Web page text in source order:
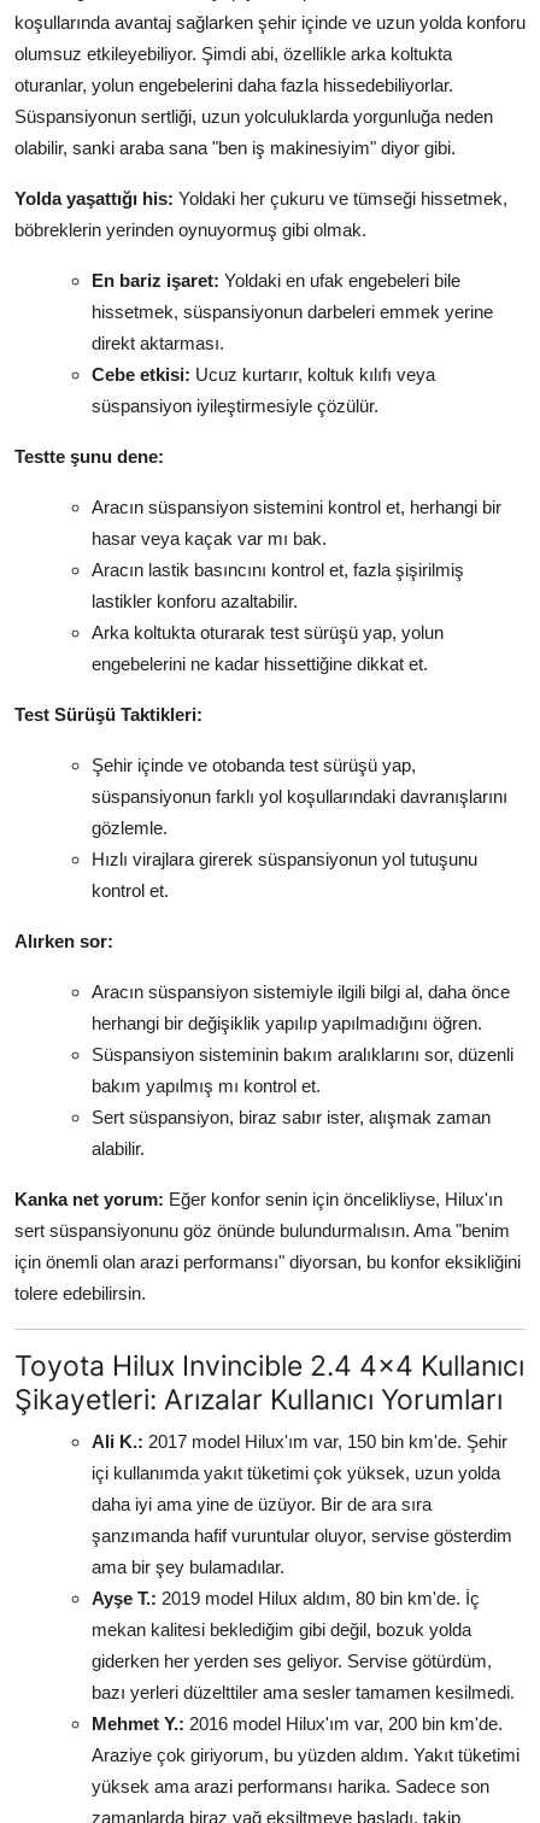
koşullarında avantaj sağlarken şehir içinde ve uzun yolda konforu
olumsuz etkileyebiliyor. Şimdi abi, özellikle arka koltukta
oturanlar, yolun engebelerini daha fazla hissedebiliyorlar.
Süspansiyonun sertliği, uzun yolculuklarda yorgunluğa neden
olabilir, sanki araba sana "ben iş makinesiyim" diyor gibi.
Yolda yaşattığı his: Yoldaki her çukuru ve tümseği hissetmek,
böbreklerin yerinden oynuyormuş gibi olmak.
En bariz işaret: Yoldaki en ufak engebeleri bile
hissetmek, süspansiyonun darbeleri emmek yerine
direkt aktarması.
Cebe etkisi: Ucuz kurtarır, koltuk kılıfı veya
süspansiyon iyileştirmesiyle çözülür.
Testte şunu dene:
Aracın süspansiyon sistemini kontrol et, herhangi bir
hasar veya kaçak var mı bak.
Aracın lastik basıncını kontrol et, fazla şişirilmiş
lastikler konforu azaltabilir.
Arka koltukta oturarak test sürüşü yap, yolun
engebelerini ne kadar hissettiğine dikkat et.
Test Sürüşü Taktikleri:
Şehir içinde ve otobanda test sürüşü yap,
süspansiyonun farklı yol koşullarındaki davranışlarını
gözlemle.
Hızlı virajlara girerek süspansiyonun yol tutuşunu
kontrol et.
Alırken sor:
Aracın süspansiyon sistemiyle ilgili bilgi al, daha önce
herhangi bir değişiklik yapılıp yapılmadığını öğren.
Süspansiyon sisteminin bakım aralıklarını sor, düzenli
bakım yapılmış mı kontrol et.
Sert süspansiyon, biraz sabır ister, alışmak zaman
alabilir.
Kanka net yorum: Eğer konfor senin için öncelikliyse, Hilux'ın
sert süspansiyonunu göz önünde bulundurmalısın. Ama "benim
için önemli olan arazi performansı" diyorsan, bu konfor eksikliğini
tolere edebilirsin.
Toyota Hilux Invincible 2.4 4x4 Kullanıcı
Şikayetleri: Arızalar Kullanıcı Yorumları
Ali K.: 2017 model Hilux'ım var, 150 bin km'de. Şehir
içi kullanımda yakıt tüketimi çok yüksek, uzun yolda
daha iyi ama yine de üzüyor. Bir de ara sıra
şanzımanda hafif vuruntular oluyor, servise gösterdim
ama bir şey bulamadılar.
Ayşe T.: 2019 model Hilux aldım, 80 bin km'de. İç
mekan kalitesi beklediğim gibi değil, bozuk yolda
giderken her yerden ses geliyor. Servise götürdüm,
bazı yerleri düzelttiler ama sesler tamamen kesilmedi.
Mehmet Y.: 2016 model Hilux'ım var, 200 bin km'de.
Araziye çok giriyorum, bu yüzden aldım. Yakıt tüketimi
yüksek ama arazi performansı harika. Sadece son
zamanlarda biraz yağ eksiltmeye başladı, takip